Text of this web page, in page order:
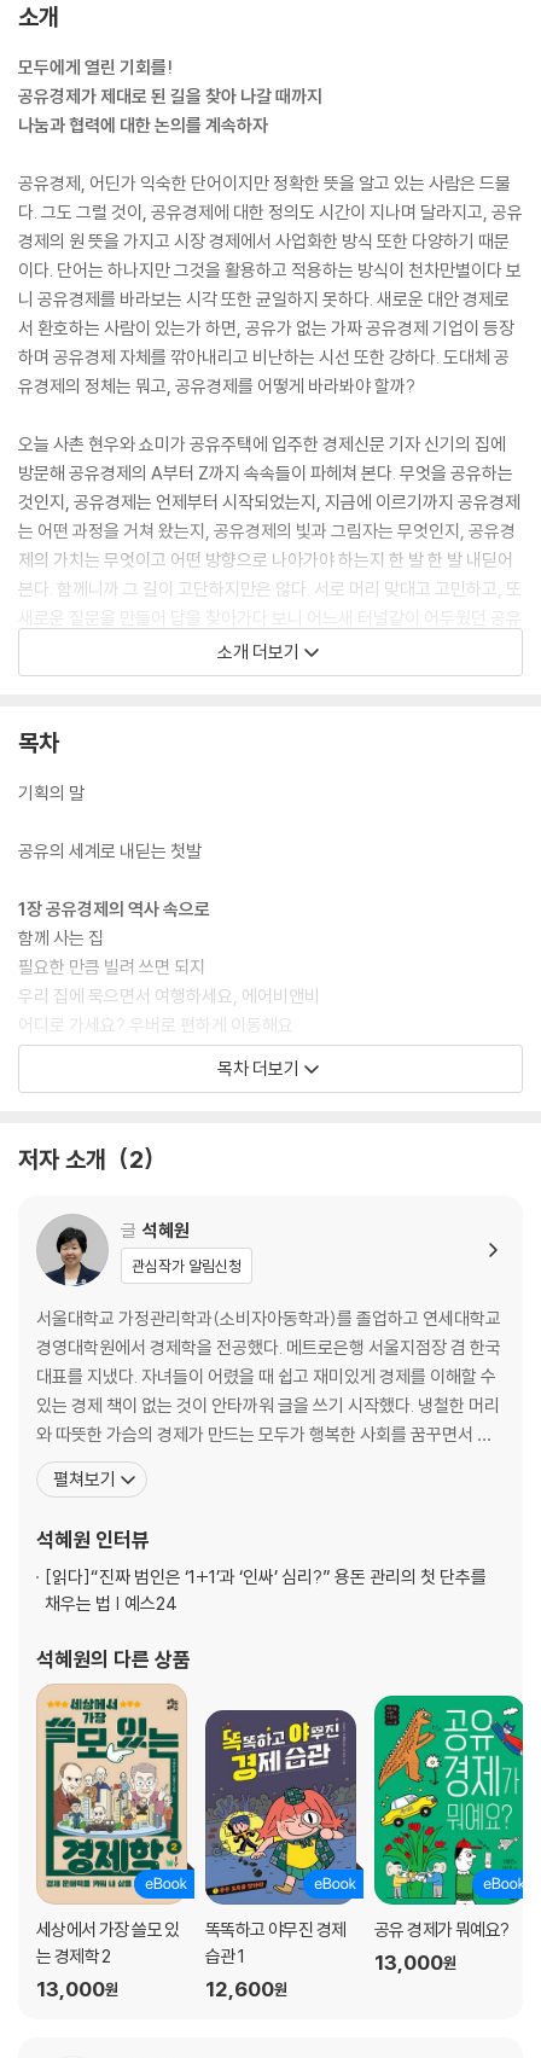
소개
모두에게 열린 기회를!
공유경제가 제대로 된 길을 찾아 나갈 때까지
나눔과 협력에 대한 논의를 계속하자
공유경제, 어딘가 익숙한 단어이지만 정확한 뜻을 알고 있는 사람은 드물
다. 그도 그럴 것이, 공유경제에 대한 정의도 시간이 지나며 달라지고, 공유
경제의 원 뜻을 가지고 시장 경제에서 사업화한 방식 또한 다양하기 때문
이다. 단어는 하나지만 그것을 활용하고 적용하는 방식이 천차만별이다 보
니 공유경제를 바라보는 시각 또한 균일하지 못하다. 새로운 대안 경제로
서 환호하는 사람이 있는가 하면, 공유가 없는 가짜 공유경제 기업이 등장
하며 공유경제 자체를 깎아내리고 비난하는 시선 또한 강하다. 도대체 공
유경제의 정체는 뭐고, 공유경제를 어떻게 바라봐야 할까?
오늘 사촌 현우와 쇼미가 공유주택에 입주한 경제신문 기자 신기의 집에
방문해 공유경제의 A부터 Z까지 속속들이 파헤쳐 본다. 무엇을 공유하는
것인지, 공유경제는 언제부터 시작되었는지, 지금에 이르기까지 공유경제
는 어떤 과정을 거쳐 왔는지, 공유경제의 빛과 그림자는 무엇인지, 공유경
제의 가치는 무엇이고 어떤 방향으로 나아가야 하는지 한 발 한 발 내딛어
본다. 함께니까 그 길이 고단하지만은 않다. 서로 머리 맞대고 고민하고, 또
새로운 질문을 만들어 답을 찾아가다 보니 어느새 터널같이 어두웠던 공유
경제의 실체가 조금씩 선명하게 눈에 들어온다. 그리고 각자가 생활에서
실행해 볼 방법까지 깨닫는다. 역시 함께하는 길은 즐겁다. 공유경제의 내
까. 공유경제의 진짜 얼굴, 공유경제의 빛과 그림자, 되살려야 할 공유경제
하는 『공유경제 쫌 아는 10대』에 동석해 보자.
소개 더보기
목차
기획의 말
공유의 세계로 내딛는 첫발
1장 공유경제의 역사 속으로
함께 사는 집
필요한 만큼 빌려 쓰면 되지
우리 집에 묵으면서 여행하세요, 에어비앤비
어디로 가세요? 우버로 편하게 이동해요
내 차의 빈자리를 팔아요, 블라블라카
소득이 줄어도 솟아날 구멍이 있다
3장 IT 기술, 공유경제에 날개를 달다
언제 어디서나 연결되는 세상
샌프란시스코, 공유경제의 진원지
공급자와 수요자를 연결하는 플랫폼
북적북적 요란한 공유경제 플랫폼
4장 공유경제를 자라게 한 온기와 풍랑
지나친 관심과 투자로 퇴색한 공유의 가치
시간에서 경험까지 모든 것을 주고받자
혁신과 불법 사이의 아슬아슬한 줄타기
5장 경제를 새롭게, 공유경제의 잠재력
긱 경제, 여유시간에 자유로이 일한다고?
협력적 소비, 나누면 커지는 마술
6장 가슴으로 여는 공유경제의 미래
창조하는 가치 〉 파괴되는 가치
참여하면 주인이 된다, 공유경제 협동조합
명분이 충분하면 규제는 풀린다
공유경제가 시민에게 웃음을
내 것을 사용할 때처럼
일주일 후
목차 더보기
저자 소개 2
글 석혜원
관심작가 알림신청
서울대학교 가정관리학과(소비자아동학과)를 졸업하고 연세대학교
경영대학원에서 경제학을 전공했다. 메트로은행 서울지점장 겸 한국
대표를 지냈다. 자녀들이 어렸을 때 쉽고 재미있게 경제를 이해할 수
있는 경제 책이 없는 것이 안타까워 글을 쓰기 시작했다. 냉철한 머리
와 따뜻한 가슴의 경제가 만드는 모두가 행복한 사회를 꿈꾸면서 지
금까지 『시장과 가격 쫌 아는 10대』, 『국제거래와 환율 쫌 아는 10
대』, 『돈과 금융 쫌 아는 10대』, 『엎치락뒤치락 세계경제 이야기』,
세요』, 『둥글둥글 지구촌 경제 이야기』,
펼쳐보기
석혜원 인터뷰
[읽다]“진짜 범인은 ‘1+1’과 ‘인싸’ 심리?” 용돈 관리의 첫 단추를
채우는 법 | 예스24
석혜원의 다른 상품
세상에서 가장 쓸모 있
는 경제학 2
13,000원
똑똑하고 야무진 경제
습관 1
12,600원
공유 경제가 뭐예요?
13,000원